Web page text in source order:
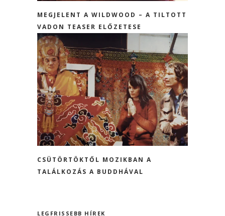
MEGJELENT A WILDWOOD – A TILTOTT
VADON TEASER ELŐZETESE
CSÜTÖRTÖKTŐL MOZIKBAN A
TALÁLKOZÁS A BUDDHÁVAL
LEGFRISSEBB HÍREK